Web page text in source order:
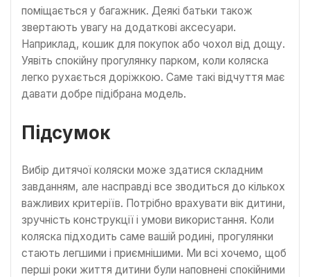
поміщається у багажник. Деякі батьки також
звертають увагу на додаткові аксесуари.
Наприклад, кошик для покупок або чохол від дощу.
Уявіть спокійну прогулянку парком, коли коляска
легко рухається доріжкою. Саме такі відчуття має
давати добре підібрана модель.
Підсумок
Вибір дитячої коляски може здатися складним
завданням, але насправді все зводиться до кількох
важливих критеріїв. Потрібно врахувати вік дитини,
зручність конструкції і умови використання. Коли
коляска підходить саме вашій родині, прогулянки
стають легшими і приємнішими. Ми всі хочемо, щоб
перші роки життя дитини були наповнені спокійними